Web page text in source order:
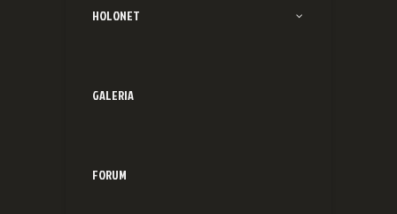
HOLONET
GALERIA
FORUM